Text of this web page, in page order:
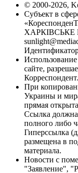
© 2000-2026,
Субъект в
ХАРКІВСЬКЕ
сайте,
При
Украины и
прямая
Ссылка должна
полного либо
Гиперссылка
размещена в
материала.
Новости с
"Заявление",